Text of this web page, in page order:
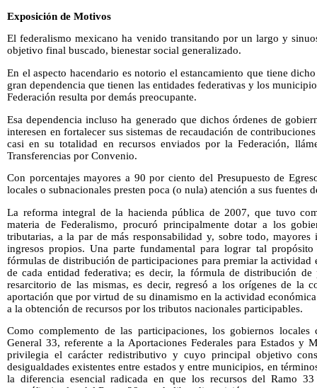
Exposición de Motivos
El federalismo mexicano ha venido transitando por un largo y
objetivo final buscado, bienestar social generalizado.
En el aspecto hacendario es notorio el estancamiento que tiene
gran dependencia que tienen las entidades federativas y los
Federación resulta por demás preocupante.
Esa dependencia incluso ha generado que dichos órdenes de
interesen en fortalecer sus sistemas de recaudación de
casi en su totalidad en recursos enviados por la Federación,
Transferencias por Convenio.
Con porcentajes mayores a 90 por ciento del Presupuesto de
locales o subnacionales presten poca (o nula) atención a sus fuentes
La reforma integral de la hacienda pública de 2007, que tuvo
materia de Federalismo, procuró principalmente dotar a los
tributarias, a la par de más responsabilidad y, sobre todo,
ingresos propios. Una parte fundamental para lograr tal
fórmulas de distribución de participaciones para premiar la actividad
de cada entidad federativa; es decir, la fórmula de distribución
resarcitorio de las mismas, es decir, regresó a los orígenes de la
aportación que por virtud de su dinamismo en la actividad
a la obtención de recursos por los tributos nacionales participables.
Como complemento de las participaciones, los gobiernos
General 33, referente a la Aportaciones Federales para Estados y
privilegia el carácter redistributivo y cuyo principal objetivo
desigualdades existentes entre estados y entre municipios, en
la diferencia esencial radicada en que los recursos del Ramo